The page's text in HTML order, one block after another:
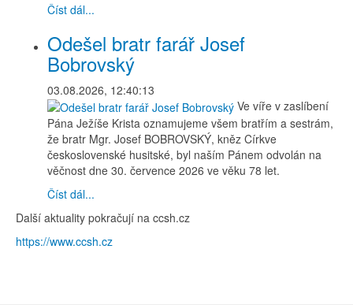
Číst dál...
Odešel bratr farář Josef
Bobrovský
03.08.2026, 12:40:13
Ve víře v zaslíbení
Pána Ježíše Krista oznamujeme všem bratřím a sestrám,
že bratr Mgr. Josef BOBROVSKÝ, kněz Církve
československé husitské, byl naším Pánem odvolán na
věčnost dne 30. července 2026 ve věku 78 let.
Číst dál...
Další aktuality pokračují na ccsh.cz
https://www.ccsh.cz